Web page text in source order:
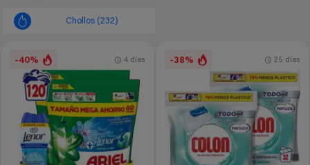
Chollos (232)
-40% 4 días -38% 25 días